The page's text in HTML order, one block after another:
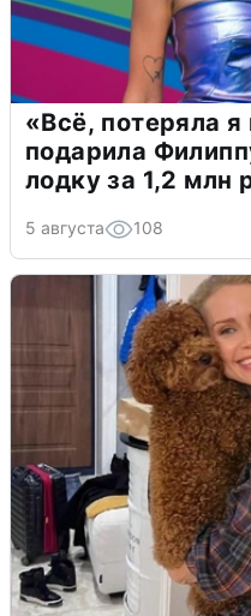
«Всё, потеряла
подарила
лодку за 1,2 млн
5 августа 108